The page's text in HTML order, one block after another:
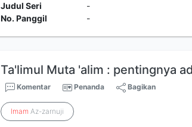
Judul Seri
-
No. Panggil
-
Ta'limul Muta 'alim : pentingnya
Komentar Penanda Bagikan
Imam Az-zarnuji